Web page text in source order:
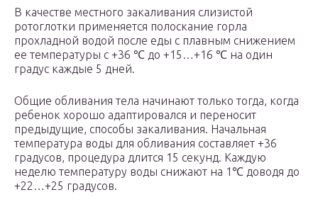
В качестве местного закаливания слизистой
ротоглотки применяется полоскание горла
прохладной водой после еды с плавным снижением
ее температуры с +36 ℃ до +15…+16 ℃ на один
градус каждые 5 дней.
Общие обливания тела начинают только тогда, когда
ребенок хорошо адаптировался и переносит
предыдущие, способы закаливания. Начальная
температура воды для обливания составляет +36
градусов, процедура длится 15 секунд. Каждую
неделю температуру воды снижают на 1℃ доводя до
+22…+25 градусов.